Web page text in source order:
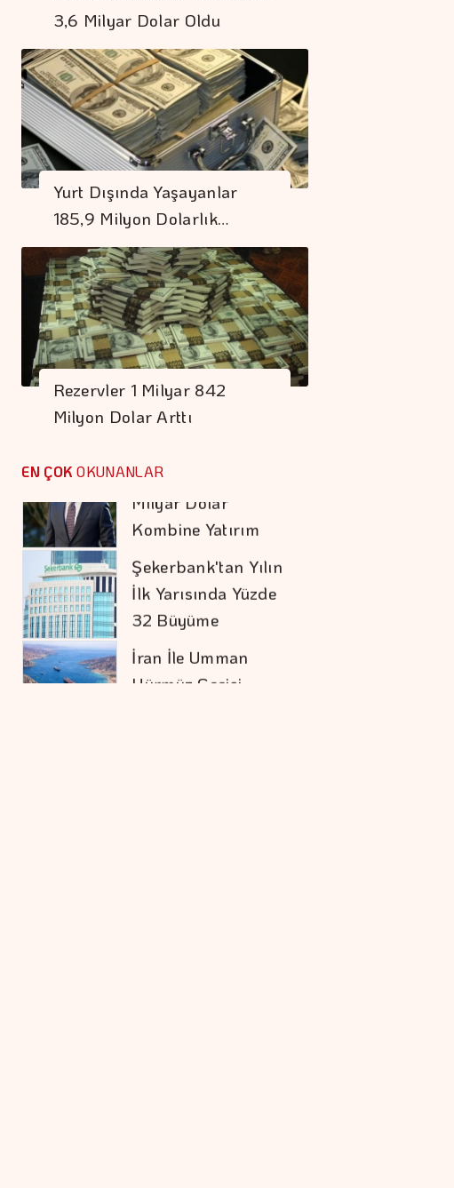
3,6 Milyar Dolar Oldu
Yurt Dışında Yaşayanlar
185,9 Milyon Dolarlık…
Rezervler 1 Milyar 842
Milyon Dolar Arttı
EN ÇOK OKUNANLAR
Müzik Dünyasında
çok Konuşulacak
Sürpriz İş Birliği
Emlak Vergisinde
İnşaat Maliyet
Bedelleri Belirlendi
Borç Kıskacı
Derinleşiyor
Koç Holding 1,7
Kombine Yatırım
Yaptı
Şekerbank'tan Yılın
32 Büyüme
İran İle Umman
Hürmüz Geçişi
Konusunda Anlaştı